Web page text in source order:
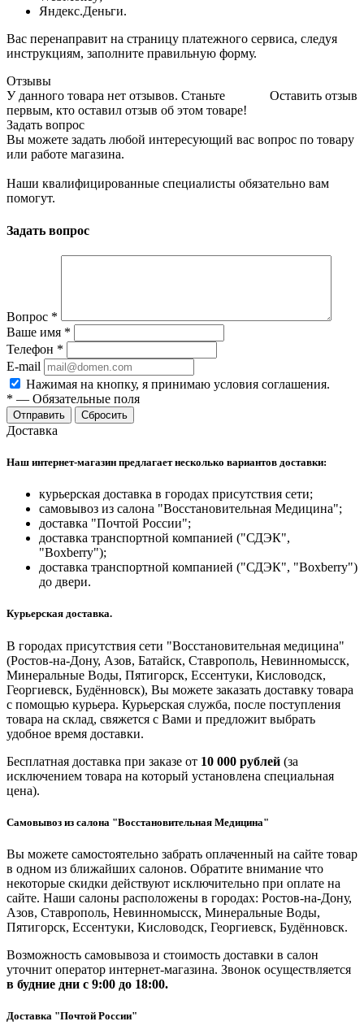
Яндекс.Деньги.
Вас перенаправит на страницу платежного сервиса, следуя
инструкциям, заполните правильную форму.
Отзывы
Оставить отзыв
У данного товара нет отзывов. Станьте
первым, кто оставил отзыв об этом товаре!
Задать вопрос
Вы можете задать любой интересующий вас вопрос по товару
или работе магазина.
Наши квалифицированные специалисты обязательно вам
помогут.
Задать вопрос
Вопрос *
Ваше имя *
Телефон *
E-mail
Нажимая на кнопку, я принимаю условия соглашения.
* — Обязательные поля
Отправить Сбросить
Доставка
Наш интернет-магазин предлагает несколько вариантов доставки:
курьерская доставка в городах присутствия сети;
самовывоз из салона "Восстановительная Медицина";
доставка "Почтой России";
доставка транспортной компанией ("СДЭК",
"Boxberry");
доставка транспортной компанией ("СДЭК", "Boxberry")
до двери.
Курьерская доставка.
В городах присутствия сети "Восстановительная медицина"
(Ростов-на-Дону, Азов, Батайск, Ставрополь, Невинномысск,
Минеральные Воды, Пятигорск, Ессентуки, Кисловодск,
Георгиевск, Будённовск), Вы можете заказать доставку товара
с помощью курьера. Курьерская служба, после поступления
товара на склад, свяжется с Вами и предложит выбрать
удобное время доставки.
Бесплатная доставка при заказе от 10 000 рублей (за
исключением товара на который установлена специальная
цена).
Самовывоз из салона "Восстановительная Медицина"
Вы можете самостоятельно забрать оплаченный на сайте товар
в одном из ближайших салонов. Обратите внимание что
некоторые скидки действуют исключительно при оплате на
сайте. Наши салоны расположены в городах: Ростов-на-Дону,
Азов, Ставрополь, Невинномысск, Минеральные Воды,
Пятигорск, Ессентуки, Кисловодск, Георгиевск, Будённовск.
Возможность самовывоза и стоимость доставки в салон
уточнит оператор интернет-магазина. Звонок осуществляется
в будние дни с 9:00 до 18:00.
Доставка "Почтой России"